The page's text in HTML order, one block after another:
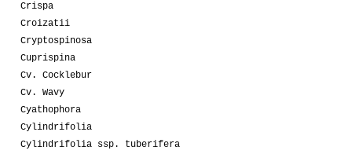
Crispa
Croizatii
Cryptospinosa
Cuprispina
Cv. Cocklebur
Cv. Wavy
Cyathophora
Cylindrifolia
Cylindrifolia ssp. tuberifera